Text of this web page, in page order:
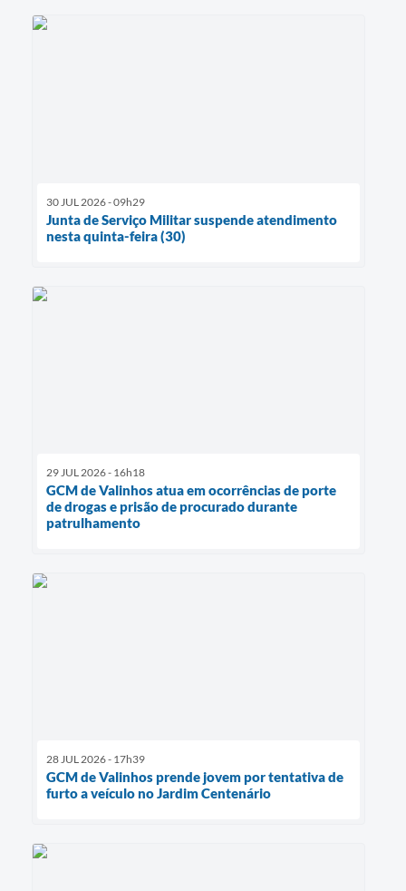
30 JUL 2026 - 09h29
Junta de Serviço Militar suspende atendimento
nesta quinta-feira (30)
29 JUL 2026 - 16h18
GCM de Valinhos atua em ocorrências de porte
de drogas e prisão de procurado durante
patrulhamento
28 JUL 2026 - 17h39
GCM de Valinhos prende jovem por tentativa de
furto a veículo no Jardim Centenário